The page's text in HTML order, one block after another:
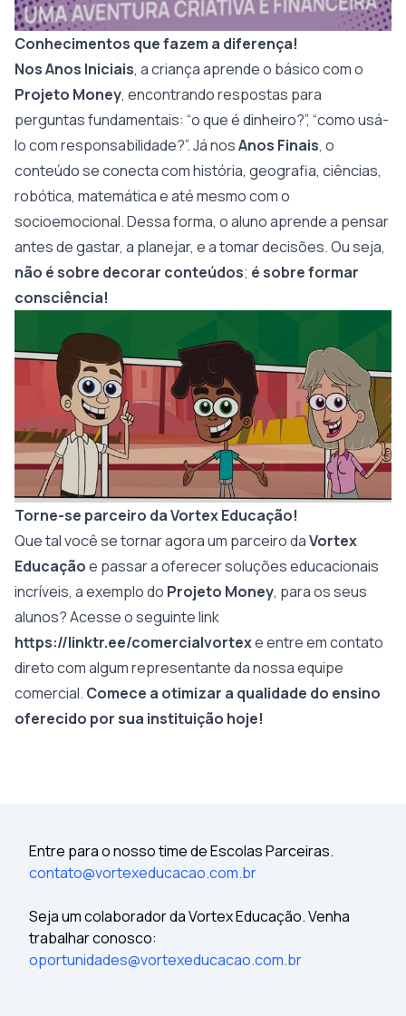
Conhecimentos que fazem a diferença!
Nos Anos Iniciais, a criança aprende o básico com o
Projeto Money, encontrando respostas para
perguntas fundamentais: “o que é dinheiro?”, “como usá-
lo com responsabilidade?”. Já nosAnos Finais, o
conteúdo se conecta com história, geografia, ciências,
robótica, matemática e até mesmo com o
socioemocional. Dessa forma, o aluno aprende a pensar
antes de gastar, a planejar, e a tomar decisões. Ou seja,
não é sobre decorar conteúdos; é sobre formar
consciência!
Torne-se parceiro da Vortex Educação!
Que tal você se tornar agora um parceiro daVortex
Educaçãoe passar a oferecer soluções educacionais
incríveis, a exemplo do Projeto Money, para os seus
alunos? Acesse o seguinte link
https://linktr.ee/comercialvortexe entre em contato
direto com algum representante da nossa equipe
comercial. Comece a otimizar a qualidade do ensino
oferecido por sua instituição hoje!
Entre para o nosso time de Escolas Parceiras.
contato@vortexeducacao.com.br
Seja um colaborador da Vortex Educação. Venha
trabalhar conosco:
oportunidades@vortexeducacao.com.br